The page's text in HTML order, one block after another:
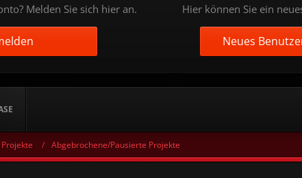
Melden Sie sich hier an. Hier können Sie ein
Neues
Abgebrochene/Pausierte Projekte